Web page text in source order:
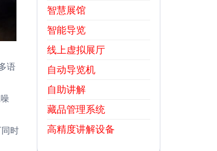
语
时
智慧展馆
智能导览
线上虚拟展厅
自动导览机
自助讲解
藏品管理系统
高精度讲解设备